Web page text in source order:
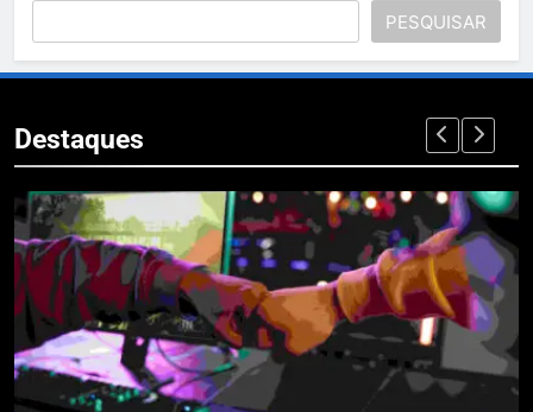
PESQUISAR
Destaques